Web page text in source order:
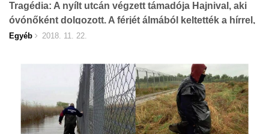
Tragédia: A nyílt utcán végzett támadója Hajnival, aki
óvónőként dolgozott. A férjét álmából keltették a hírrel,
sokkot kapott
Egyéb 2018. 11. 22.